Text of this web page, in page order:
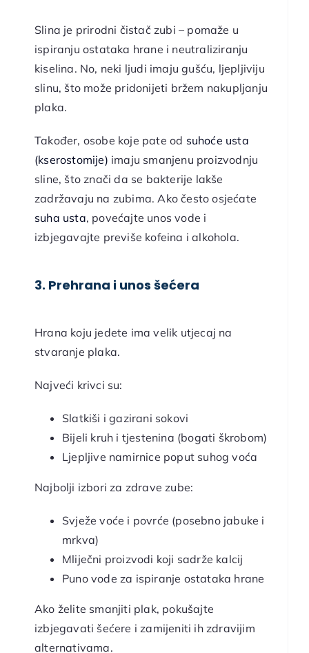
Slina je prirodni čistač zubi – pomaže u
ispiranju ostataka hrane i neutraliziranju
kiselina. No, neki ljudi imaju gušću, ljepljiviju
slinu, što može pridonijeti bržem nakupljanju
plaka.
Također, osobe koje pate od suhoće usta
(kserostomije) imaju smanjenu proizvodnju
sline, što znači da se bakterije lakše
zadržavaju na zubima. Ako često osjećate
suha usta, povećajte unos vode i
izbjegavajte previše kofeina i alkohola.
3. Prehrana i unos šećera
Hrana koju jedete ima velik utjecaj na
stvaranje plaka.
Najveći krivci su:
Slatkiši i gazirani sokovi
Bijeli kruh i tjestenina (bogati škrobom)
Ljepljive namirnice poput suhog voća
Najbolji izbori za zdrave zube:
Svježe voće i povrće (posebno jabuke i
mrkva)
Mliječni proizvodi koji sadrže kalcij
Puno vode za ispiranje ostataka hrane
Ako želite smanjiti plak, pokušajte
izbjegavati šećere i zamijeniti ih zdravijim
alternativama.